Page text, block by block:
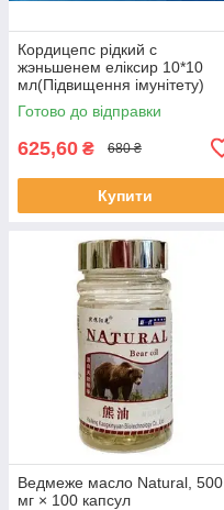
Кордицепс рідкий с
жэньшенем еліксир 10*10
мл(Підвищення імунітету)
Готово до відправки
625,60 ₴ 680 ₴
Купити
Ведмеже масло Natural, 500
мг × 100 капсул